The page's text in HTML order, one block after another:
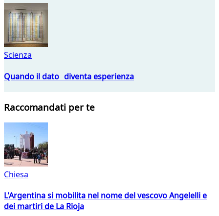
Scienza
Quando il dato diventa esperienza
Raccomandati per te
Chiesa
L'Argentina si mobilita nel nome del vescovo Angelelli e
dei martiri de La Rioja